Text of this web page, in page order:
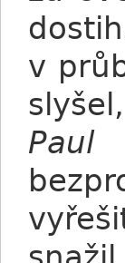
v
Paul